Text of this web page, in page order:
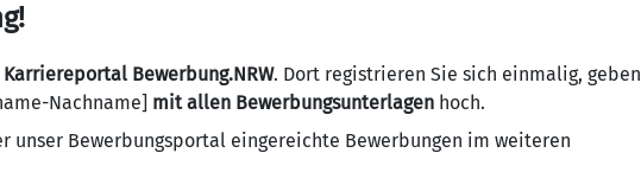
Karriereportal Bewerbung.NRW. Dort registrieren Sie sich einmalig, geben
Nachname] mit allen Bewerbungsunterlagen hoch.
unser Bewerbungsportal eingereichte Bewerbungen im weiteren